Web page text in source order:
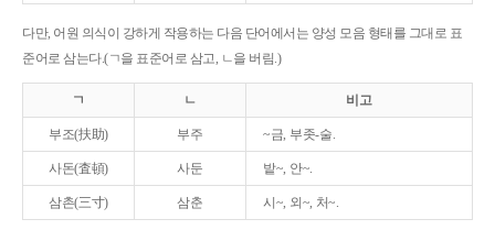
다만, 어원 의식이 강하게 작용하는 다음 단어에서는 양성 모음 형태를 그대로 표
준어로 삼는다.(ㄱ을 표준어로 삼고, ㄴ을 버림.)
ㄱ ㄴ 비고
부조(扶助) 부주 ~금, 부좃-술.
사돈(査頓) 사둔 밭~, 안~.
삼촌(三寸) 삼춘 시~, 외~, 처~.